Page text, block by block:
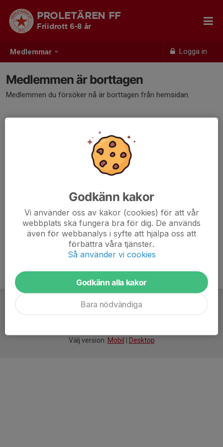
Medlemmar Logga in
PROLETÄREN FF
Friidrott 6-8 år
Medlemmen är borttagen
Medlemmen du försöker nå är borttagen från hemsidan.
Välj version: Mobil Desktop
Godkänn kakor
Vi använder oss av kakor (cookies) för att vår
webbplats ska fungera bra för dig. De används
även för webbanalys i syfte att hjälpa oss att
förbättra våra tjänster.
Så använder vi cookies
Godkänn alla kakor
Bara nödvändiga